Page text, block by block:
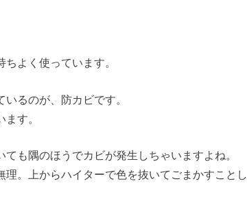
よく使っています。
るのが、防カビです。
す。
も隅のほうでカビが発生しちゃいますよね。
理。上からハイターで色を抜いてごまかすことし